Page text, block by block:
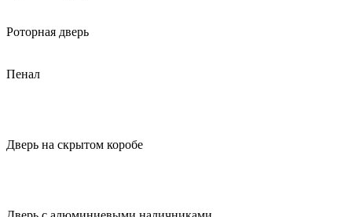
Роторная дверь
Пенал
Дверь на скрытом коробе